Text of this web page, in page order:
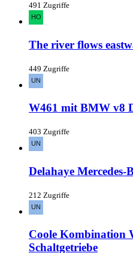
491 Zugriffe
The river flows
449 Zugriffe
W461 mit BMW v8
403 Zugriffe
Delahaye Mercedes-
212 Zugriffe
Coole Kombination
Schaltgetriebe